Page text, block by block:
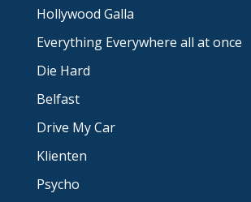
Hollywood Galla
Everything Everywhere all at once
Die Hard
Belfast
Drive My Car
Klienten
Psycho